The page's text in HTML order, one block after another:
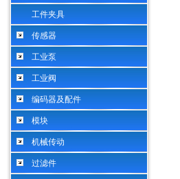
工件夹具
传感器
工业泵
工业阀
编码器及配件
模块
机械传动
过滤件